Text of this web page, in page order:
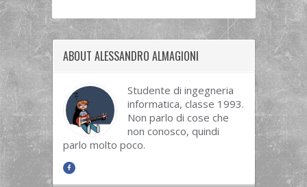
ABOUT ALESSANDRO ALMAGIONI
Studente di ingegneria
informatica, classe 1993.
Non parlo di cose che
non conosco, quindi
parlo molto poco.